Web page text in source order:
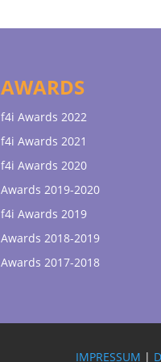
AWARDS
f4i Awards 2022
f4i Awards 2021
f4i Awards 2020
Awards 2019-2020
f4i Awards 2019
Awards 2018-2019
Awards 2017-2018
IMPRESSUM |